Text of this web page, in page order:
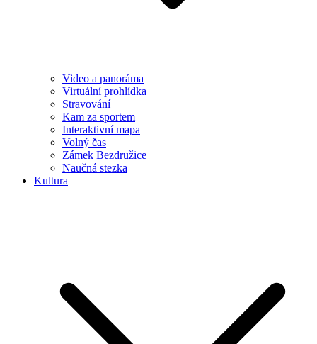
Video a panoráma
Virtuální prohlídka
Stravování
Kam za sportem
Interaktivní mapa
Volný čas
Zámek Bezdružice
Naučná stezka
Kultura